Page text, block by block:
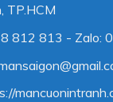
TP.HCM
812 813 - Zalo: